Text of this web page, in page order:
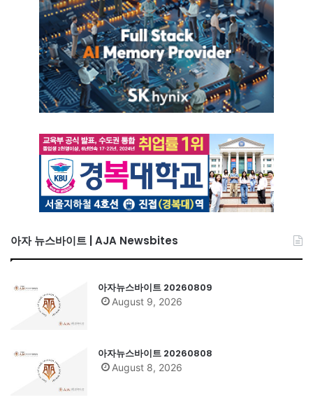
아자 뉴스바이트 | AJA Newsbites
아자뉴스바이트 20260809
August 9, 2026
아자뉴스바이트 20260808
August 8, 2026